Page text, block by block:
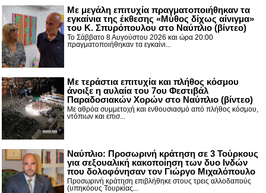
Με μεγάλη επιτυχία πραγματοποιήθηκαν τα
εγκαίνια της έκθεσης «Μύθος δίχως αίνιγμα»
του Κ. Σπυρόπουλου στο Ναύπλιο (βίντεο)
Το Σάββατο 8 Αυγούστου 2026 και ώρα 20:00
πραγματοποιήθηκαν τα εγκαίνι...
Με τεράστια επιτυχία και πλήθος κόσμου
άνοιξε η αυλαία του 7ου Φεστιβάλ
Παραδοσιακών Χορών στο Ναύπλιο (βίντεο)
Με αθρόα συμμετοχή και ενθουσιασμό από πλήθος κόσμου,
ντόπιων και επισ...
Ναύπλιο: Προσωρινή κράτηση σε 3 Τούρκους
για σεξουαλική κακοποίηση των δυο Ινδών
που δολοφόνησαν τον Γιώργο Μιχαλόπουλο
Προσωρινή κράτηση επιβλήθηκε στους τρεις αλλοδαπούς
(υπηκόους Τουρκίας...